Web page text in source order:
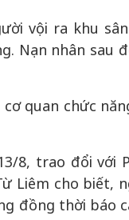
vội ra khu
Nạn nhân sau
quan chức
8, trao đổi với
Liêm cho biết,
đồng thời báo
nhập
bản lĩnh
hòa